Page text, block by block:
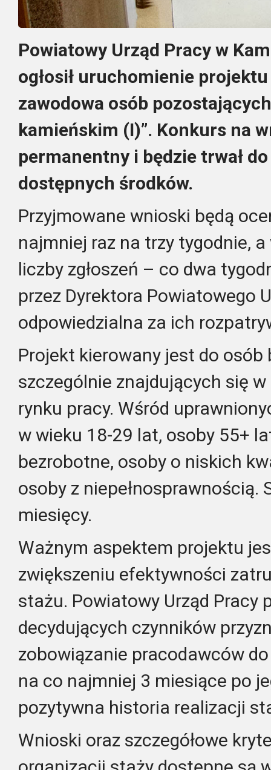
Powiatowy Urząd Pracy w
ogłosił uruchomienie
zawodowa osób
kamieńskim (I)”. Konkurs na
permanentny i będzie trwał
dostępnych środków.
Przyjmowane wnioski będą
najmniej raz na trzy tygodnie,
liczby zgłoszeń – co dwa
przez Dyrektora Powiatowego
odpowiedzialna za ich
Projekt kierowany jest do osób
szczególnie znajdujących się
rynku pracy. Wśród
w wieku 18-29 lat, osoby 55+
bezrobotne, osoby o niskich
osoby z niepełnosprawnością.
miesięcy.
Ważnym aspektem projektu
zwiększeniu efektywności
stażu. Powiatowy Urząd Pracy
decydujących czynników
zobowiązanie pracodawców
na co najmniej 3 miesiące po
pozytywna historia realizacji
Wnioski oraz szczegółowe